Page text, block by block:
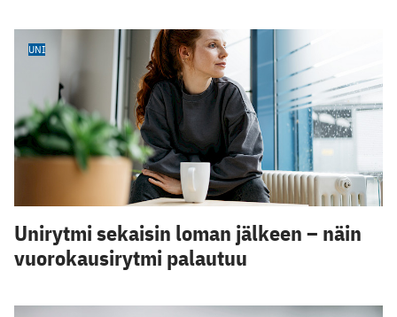
UNI
Unirytmi sekaisin loman jälkeen – näin
vuorokausirytmi palautuu